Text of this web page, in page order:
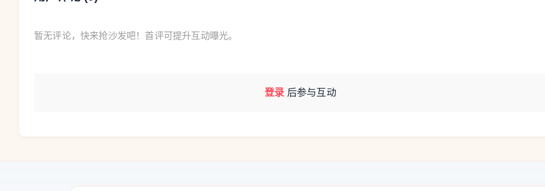
梁子栋摄（人民视觉）
暂无评论，快来抢沙发吧！首评可提升互动曝光。
登录 后参与互动